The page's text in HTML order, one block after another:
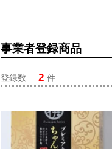
事業者登録商品
登録数 2 件